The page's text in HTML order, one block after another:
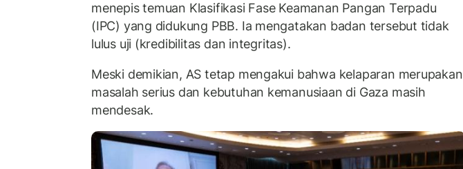
menepis temuan Klasifikasi Fase Keamanan Pangan Terpadu
(IPC) yang didukung PBB. Ia mengatakan badan tersebut tidak
lulus uji (kredibilitas dan integritas).
Meski demikian, AS tetap mengakui bahwa kelaparan merupakan
masalah serius dan kebutuhan kemanusiaan di Gaza masih
mendesak.